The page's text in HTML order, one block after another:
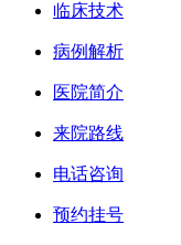
临床技术
病例解析
医院简介
来院路线
电话咨询
预约挂号